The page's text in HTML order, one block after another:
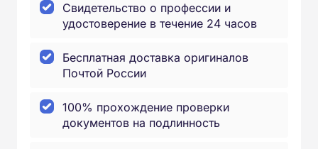
Свидетельство о профессии и
удостоверение в течение 24 часов
Бесплатная доставка оригиналов
Почтой России
100% прохождение проверки
документов на подлинность